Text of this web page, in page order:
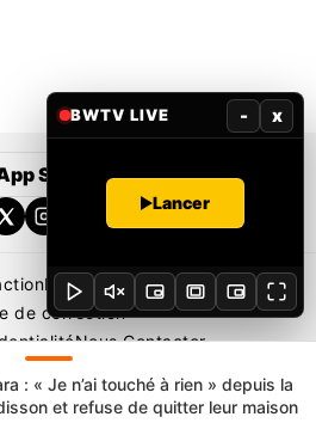
Store Google Play
Rédaction Mentions légales
de correction
Nous Contacter
WEB TV | Tous Droits Réservés
: « Je n’ai touché à rien » depuis la
et refuse de quitter leur maison
BWTV LIVE - x
Lancer